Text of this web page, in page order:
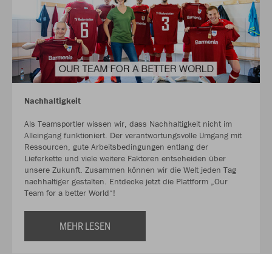
Nachhaltigkeit
Als Teamsportler wissen wir, dass Nachhaltigkeit nicht im
Alleingang funktioniert. Der verantwortungsvolle Umgang mit
Ressourcen, gute Arbeitsbedingungen entlang der
Lieferkette und viele weitere Faktoren entscheiden über
unsere Zukunft. Zusammen können wir die Welt jeden Tag
nachhaltiger gestalten. Entdecke jetzt die Plattform „Our
Team for a better World“!
MEHR LESEN